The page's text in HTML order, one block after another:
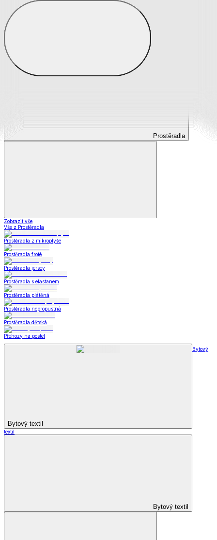
Prostěradla
Prostěradla
Zobrazit vše
Vše z Prostěradla
Prostěradla z mikroplyše
Prostěradla froté
Prostěradla jersey
Prostěradla s elastanem
Prostěradla plátěná
Prostěradla nepropustná
Prostěradla dětská
Přehozy na postel
Bytový textil
Bytový
textil
Bytový textil